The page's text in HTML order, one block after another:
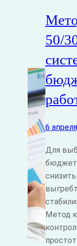
50/
6
Для
Метод